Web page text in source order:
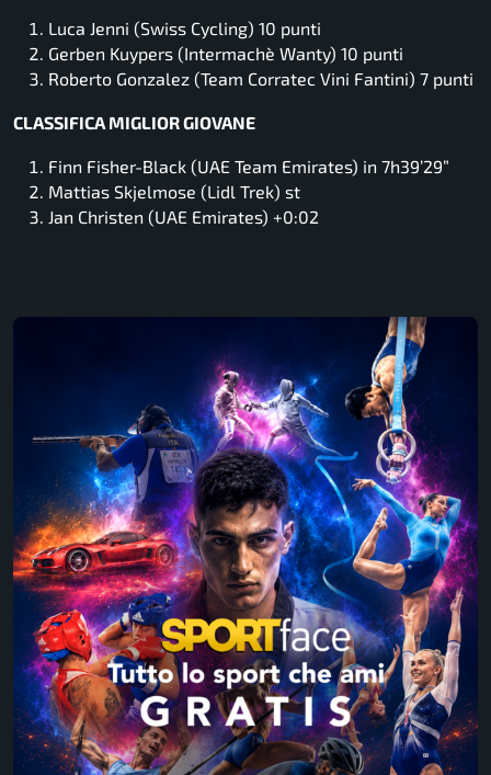
Luca Jenni (Swiss Cycling) 10 punti
Gerben Kuypers (Intermachè Wanty) 10 punti
Roberto Gonzalez (Team Corratec Vini Fantini) 7 punti
CLASSIFICA MIGLIOR GIOVANE
Finn Fisher-Black (UAE Team Emirates) in 7h39’29”
Mattias Skjelmose (Lidl Trek) st
Jan Christen (UAE Emirates) +0:02